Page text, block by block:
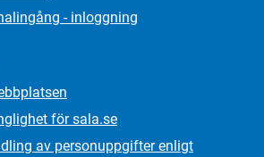
- inloggning
för sala.se
av personuppgifter enligt